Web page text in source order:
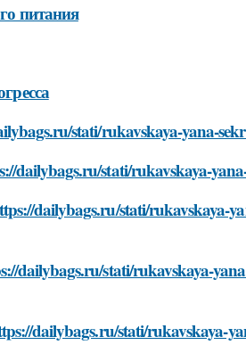
питания
stati/rukavskaya-yana-
dailybags.ru/stati/rukavskaya-
dailybags.ru/stati/rukavskaya-
dailybags.ru/stati/rukavskaya-
dailybags.ru/stati/rukavskaya-